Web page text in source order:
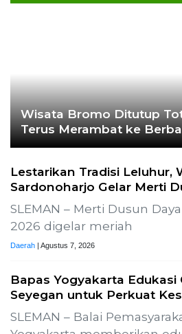
Wisata Bromo Ditutup
Terus Merambat ke
Lestarikan Tradisi Leluhur,
Sardonoharjo Gelar Merti
SLEMAN – Merti Dusun
2026 digelar meriah
Daerah | Agustus 7, 2026
Bapas Yogyakarta Edukasi
Seyegan untuk Perkuat
SLEMAN – Balai